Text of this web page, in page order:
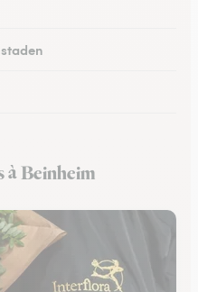
à Beinheim